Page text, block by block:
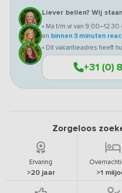
Liever bellen? Wij
• Ma t/m vr van
en binnen 3 minuten
• Dit vakantieadres heeft
+31 (0)
Zorgeloos
Ervaring
>20 jaar >1